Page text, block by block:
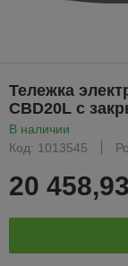
Тележка
CBD20L с
В наличии
Код: 1013545
20 458,93